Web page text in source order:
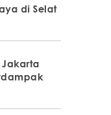
di Selat
Jakarta